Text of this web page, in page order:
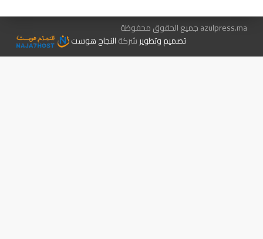
azulpress.ma جميع الحقوق محفوظة
تصميم وتطويرشركةالنجاح هوست